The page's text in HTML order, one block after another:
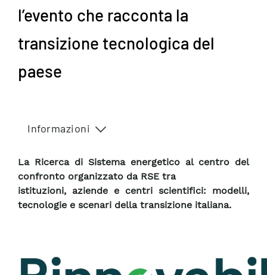
l’evento che racconta la
transizione tecnologica del
paese
Informazioni
La Ricerca di Sistema energetico al centro del
confronto organizzato da RSE tra
istituzioni, aziende e centri scientifici: modelli,
tecnologie e scenari della transizione italiana.